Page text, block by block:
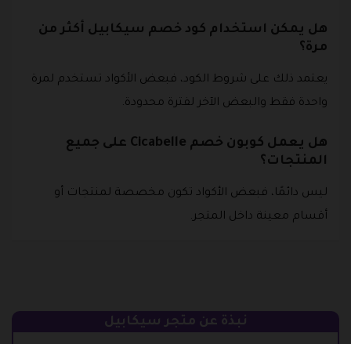
هل يمكن استخدام كود خصم سيكابيل أكثر من
مرة؟
يعتمد ذلك على شروط الكود، فبعض الأكواد تستخدم لمرة
واحدة فقط والبعض الآخر لفترة محدودة.
هل يعمل كوبون خصم Cicabelle على جميع
المنتجات؟
ليس دائمًا، فبعض الأكواد تكون مخصصة لمنتجات أو
أقسام معينة داخل المتجر.
نبذة عن متجر سيكابيل